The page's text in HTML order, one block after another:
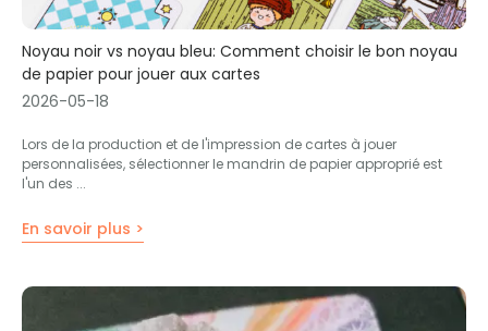
Noyau noir vs noyau bleu: Comment choisir le bon noyau
de papier pour jouer aux cartes
2026-05-18
Lors de la production et de l'impression de cartes à jouer
personnalisées, sélectionner le mandrin de papier approprié est
l'un des ...
En savoir plus >